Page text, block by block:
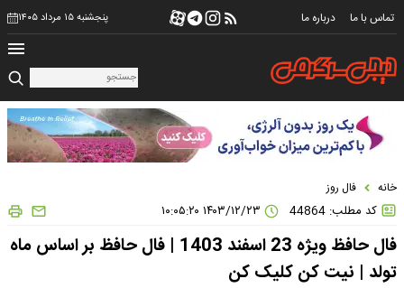
تماس با ما درباره ما پنجشنبه ۱۵ مرداد ۱۴۰۵
خانه فال روز
کد مطلب: 44864
فال حافظ ویژه 23 اسفند 1403 | فال حافظ بر اساس ماه
تولد | نیت کن کلیک کن